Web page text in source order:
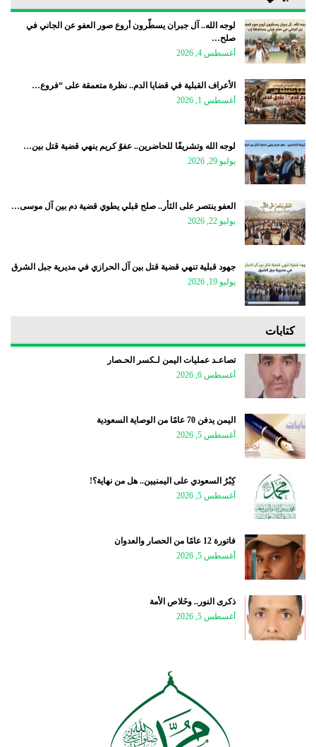
لوجه الله.. آل جبران يسطّرون أروع صور العفو عن الجاني في
صلح…
أغسطس 4, 2026
الأعراف القبلية في قضايا الدم.. نظرة متعمقة على “فروع…
أغسطس 1, 2026
لوجه الله وتشريفًا للحاضرين.. عفوٌ كريم ينهي قضية قتل بين…
يوليو 29, 2026
العفو ينتصر على الثأر.. صلح قبلي يطوي قضية دم بين آل موسى…
يوليو 22, 2026
جهود قبلية تنهي قضية قتل بين آل الحرازي في مديرية جبل الشرق
يوليو 19, 2026
كتابات
تصاعـد عمليات اليمن لـكسر الحـصار
أغسطس 6, 2026
اليمن يدفن 70 عامًا من الوصاية السعودية
أغسطس 5, 2026
كِبْرُ السعودي على اليمنيين.. هل من نهاية؟!
أغسطس 5, 2026
فاتورة 12 عامًا من الحصار والعدوان
أغسطس 5, 2026
ذكرى النور.. وخَلاص الأمة
أغسطس 5, 2026